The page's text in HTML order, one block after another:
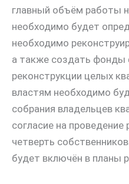
главный объём работы
необходимо будет
необходимо
а также создать фонды
реконструкции целых
властям необходимо
собрания владельцев
согласие на
четверть
будет включён в планы